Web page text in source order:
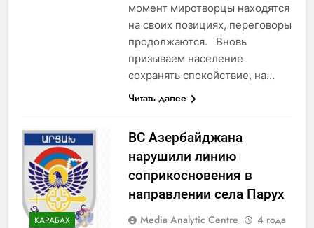
момент миротворцы находятся
на своих позициях, переговоры
продолжаются. Вновь
призываем население
сохранять спокойствие, на…
Читать далее
КАРАБАХ
ВС Азербайджана
нарушили линию
соприкосновения в
направлении села Парух
Media Analytic Centre
4 года